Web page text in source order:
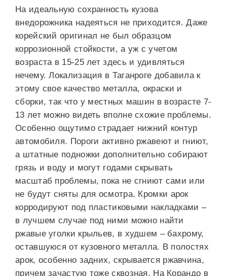
На идеальную сохранность кузова
внедорожника надеяться не приходится. Даже
корейский оригинал не был образцом
коррозионной стойкости, а уж с учетом
возраста в 15-25 лет здесь и удивляться
нечему. Локализация в Таганроге добавила к
этому свое качество металла, окраски и
сборки, так что у местных машин в возрасте 7-
13 лет можно видеть вполне схожие проблемы.
Особенно ощутимо страдает нижний контур
автомобиля. Пороги активно ржавеют и гниют,
а штатные подножки дополнительно собирают
грязь и воду и могут годами скрывать
масштаб проблемы, пока не сгниют сами или
не будут сняты для осмотра. Кромки арок
корродируют под пластиковыми накладками –
в лучшем случае под ними можно найти
ржавые уголки крыльев, в худшем – бахрому,
оставшуюся от кузовного металла. В полостях
арок, особенно задних, скрывается ржавчина,
причем зачастую тоже сквозная. На Корандо в